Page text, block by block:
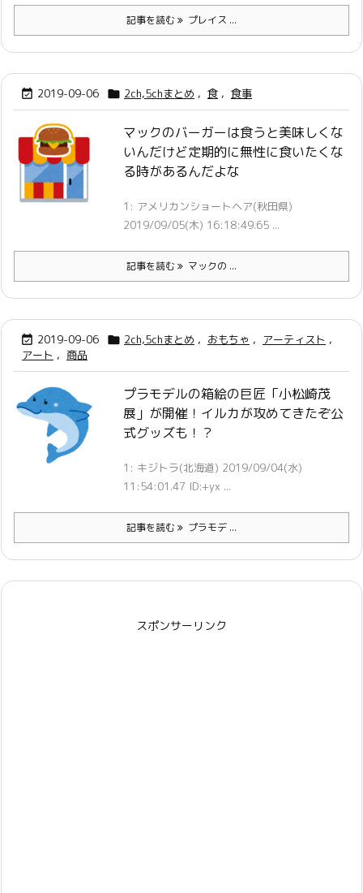
記事を読む プレイス ...
 2019-09-06  2ch,5chまとめ , 食 , 食事
マックのバーガーは食うと美味しくな
いんだけど定期的に無性に食いたくな
る時があるんだよな
1: アメリカンショートヘア(秋田県)
2019/09/05(木) 16:18:49.65 ...
記事を読む マックの ...
 2019-09-06  2ch,5chまとめ , おもちゃ , アーティスト ,
アート , 商品
プラモデルの箱絵の巨匠「小松崎茂
展」が開催！イルカが攻めてきたぞ公
式グッズも！？
1: キジトラ(北海道) 2019/09/04(水)
11:54:01.47 ID:+yx ...
記事を読む プラモデ ...
スポンサーリンク